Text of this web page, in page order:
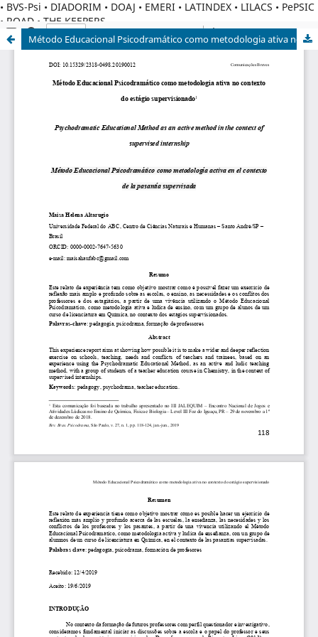
• BVS-Psi • DIADORIM • DOAJ • EMERI • LATINDEX • LILACS • PePSIC
• ROAD • THE KEEPERS
Método Educacional Psicodramático como metodologia ativa no contexto do estágio supervisionado